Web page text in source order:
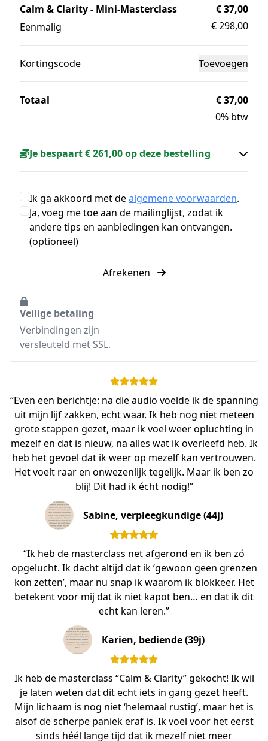
Calm & Clarity - Mini-Masterclass
Eenmalig
€ 37,00
€ 298,00
Kortingscode Toevoegen
Totaal
€ 37,00
0% btw
Je bespaart € 261,00 op deze bestelling
Ik ga akkoord met dealgemene voorwaarden.
Ja, voeg me toe aan de mailinglijst, zodat ik
andere tips en aanbiedingen kan ontvangen.
(optioneel)
Afrekenen
Veilige betaling
Verbindingen zijn
versleuteld met SSL.
“Even een berichtje: na die audio voelde ik de spanning
uit mijn lijf zakken, echt waar. Ik heb nog niet meteen
grote stappen gezet, maar ik voel weer opluchting in
mezelf en dat is nieuw, na alles wat ik overleefd heb. Ik
heb het gevoel dat ik weer op mezelf kan vertrouwen.
Het voelt raar en onwezenlijk tegelijk. Maar ik ben zo
blij! Dit had ik écht nodig!”
Sabine, verpleegkundige (44j)
“Ik heb de masterclass net afgerond en ik ben zó
opgelucht. Ik dacht altijd dat ik ‘gewoon geen grenzen
kon zetten’, maar nu snap ik waarom ik blokkeer. Het
betekent voor mij dat ik niet kapot ben… en dat ik dit
echt kan leren.”
Karien, bediende (39j)
Ik heb de masterclass “Calm & Clarity” gekocht! Ik wil
je laten weten dat dit echt iets in gang gezet heeft.
Mijn lichaam is nog niet ‘helemaal rustig’, maar het is
alsof de scherpe paniek eraf is. Ik voel voor het eerst
sinds héél lange tijd dat ik mezelf niet meer